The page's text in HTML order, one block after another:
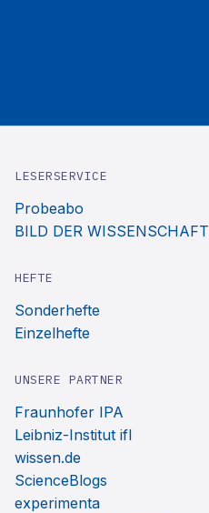
LESERSERVICE
Probeabo
BILD DER
HEFTE
Sonderhefte
Einzelhefte
UNSERE PARTNER
Fraunhofer IPA
Leibniz-Institut ifl
wissen.de
ScienceBlogs
experimenta